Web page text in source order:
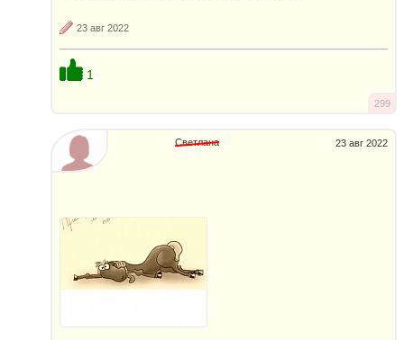
23 авг 2022
1
299
23 авг 2022
Светлана